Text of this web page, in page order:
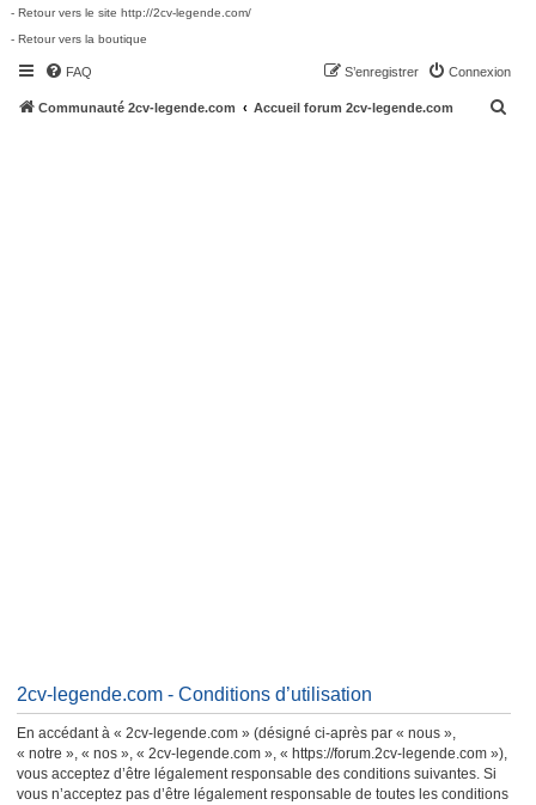
- Retour vers le site http://2cv-legende.com/
- Retour vers la boutique
FAQ Connexion
S’enregistrer
Communauté 2cv-legende.com Accueil forum 2cv-legende.com
2cv-legende.com - Conditions d’utilisation
En accédant à « 2cv-legende.com » (désigné ci-après par « nous »,
« notre », « nos », « 2cv-legende.com », « https://forum.2cv-legende.com »),
vous acceptez d’être légalement responsable des conditions suivantes. Si
vous n’acceptez pas d’être légalement responsable de toutes les conditions